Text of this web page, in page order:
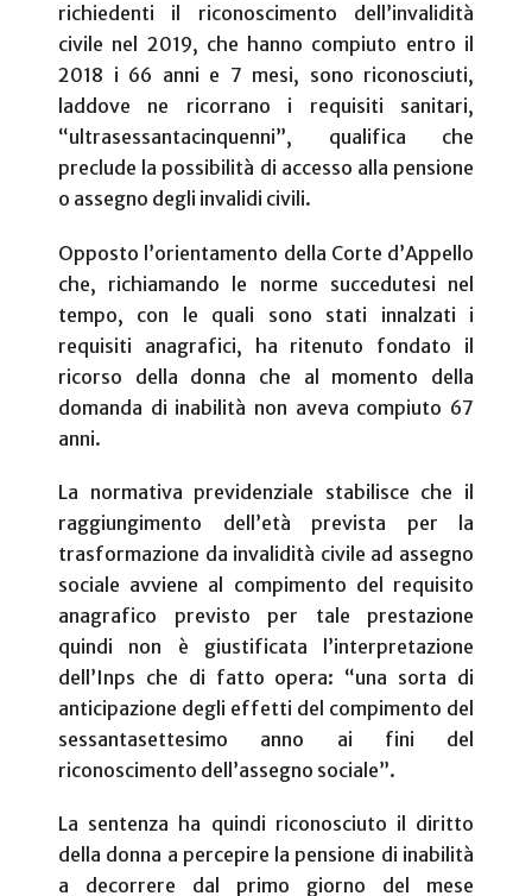
richiedenti il riconoscimento dell’invalidità
civile nel 2019, che hanno compiuto entro il
2018 i 66 anni e 7 mesi, sono riconosciuti,
laddove ne ricorrano i requisiti sanitari,
“ultrasessantacinquenni”, qualifica che
preclude la possibilità di accesso alla pensione
o assegno degli invalidi civili.
Opposto l’orientamento della Corte d’Appello
che, richiamando le norme succedutesi nel
tempo, con le quali sono stati innalzati i
requisiti anagrafici, ha ritenuto fondato il
ricorso della donna che al momento della
domanda di inabilità non aveva compiuto 67
anni.
La normativa previdenziale stabilisce che il
raggiungimento dell’età prevista per la
trasformazione da invalidità civile ad assegno
sociale avviene al compimento del requisito
anagrafico previsto per tale prestazione
quindi non è giustificata l’interpretazione
dell’Inps che di fatto opera: “una sorta di
anticipazione degli effetti del compimento del
sessantasettesimo anno ai fini del
riconoscimento dell’assegno sociale”.
La sentenza ha quindi riconosciuto il diritto
della donna a percepire la pensione di inabilità
a decorrere dal primo giorno del mese